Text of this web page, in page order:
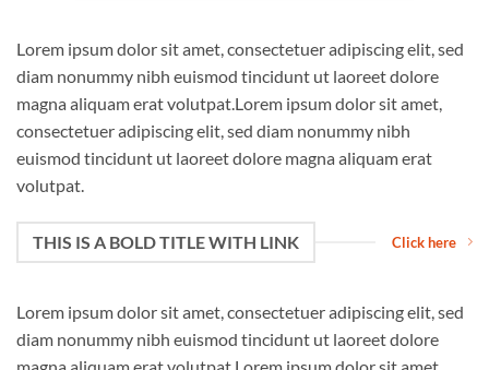
Lorem ipsum dolor sit amet, consectetuer adipiscing elit, sed
diam nonummy nibh euismod tincidunt ut laoreet dolore
magna aliquam erat volutpat.Lorem ipsum dolor sit amet,
consectetuer adipiscing elit, sed diam nonummy nibh
euismod tincidunt ut laoreet dolore magna aliquam erat
volutpat.
THIS IS A BOLD TITLE WITH LINK Click here
Lorem ipsum dolor sit amet, consectetuer adipiscing elit, sed
diam nonummy nibh euismod tincidunt ut laoreet dolore